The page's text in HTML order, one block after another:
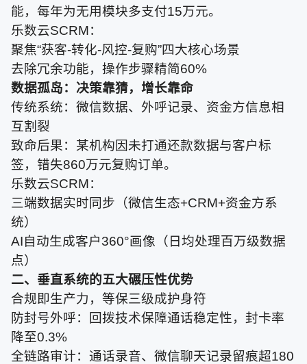
能，每年为无用模块多支付15万元。
乐数云SCRM：
聚焦“获客-转化-风控-复购”四大核心场景
去除冗余功能，操作步骤精简60%
数据孤岛：决策靠猜，增长靠命
传统系统：微信数据、外呼记录、资金方信息相
互割裂
致命后果：某机构因未打通还款数据与客户标
签，错失860万元复购订单。
乐数云SCRM：
三端数据实时同步（微信生态+CRM+资金方系
统）
AI自动生成客户360°画像（日均处理百万级数据
点）
二、垂直系统的五大碾压性优势
合规即生产力，等保三级成护身符
防封号外呼：回拨技术保障通话稳定性，封卡率
降至0.3%
全链路审计：通话录音、微信聊天记录留痕超180